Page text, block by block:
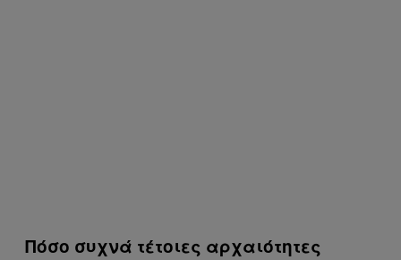
Πόσο συχνά τέτοιες αρχαιότητες